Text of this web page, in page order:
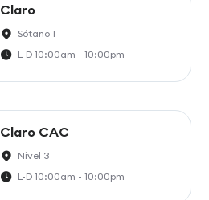
Claro
Sótano 1
L-D 10:00am - 10:00pm
Claro CAC
Nivel 3
L-D 10:00am - 10:00pm